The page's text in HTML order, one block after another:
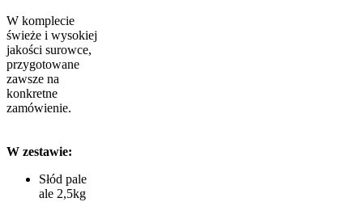
W komplecie
świeże i wysokiej
jakości surowce,
przygotowane
zawsze na
konkretne
zamówienie.
W zestawie:
Słód pale
ale 2,5kg